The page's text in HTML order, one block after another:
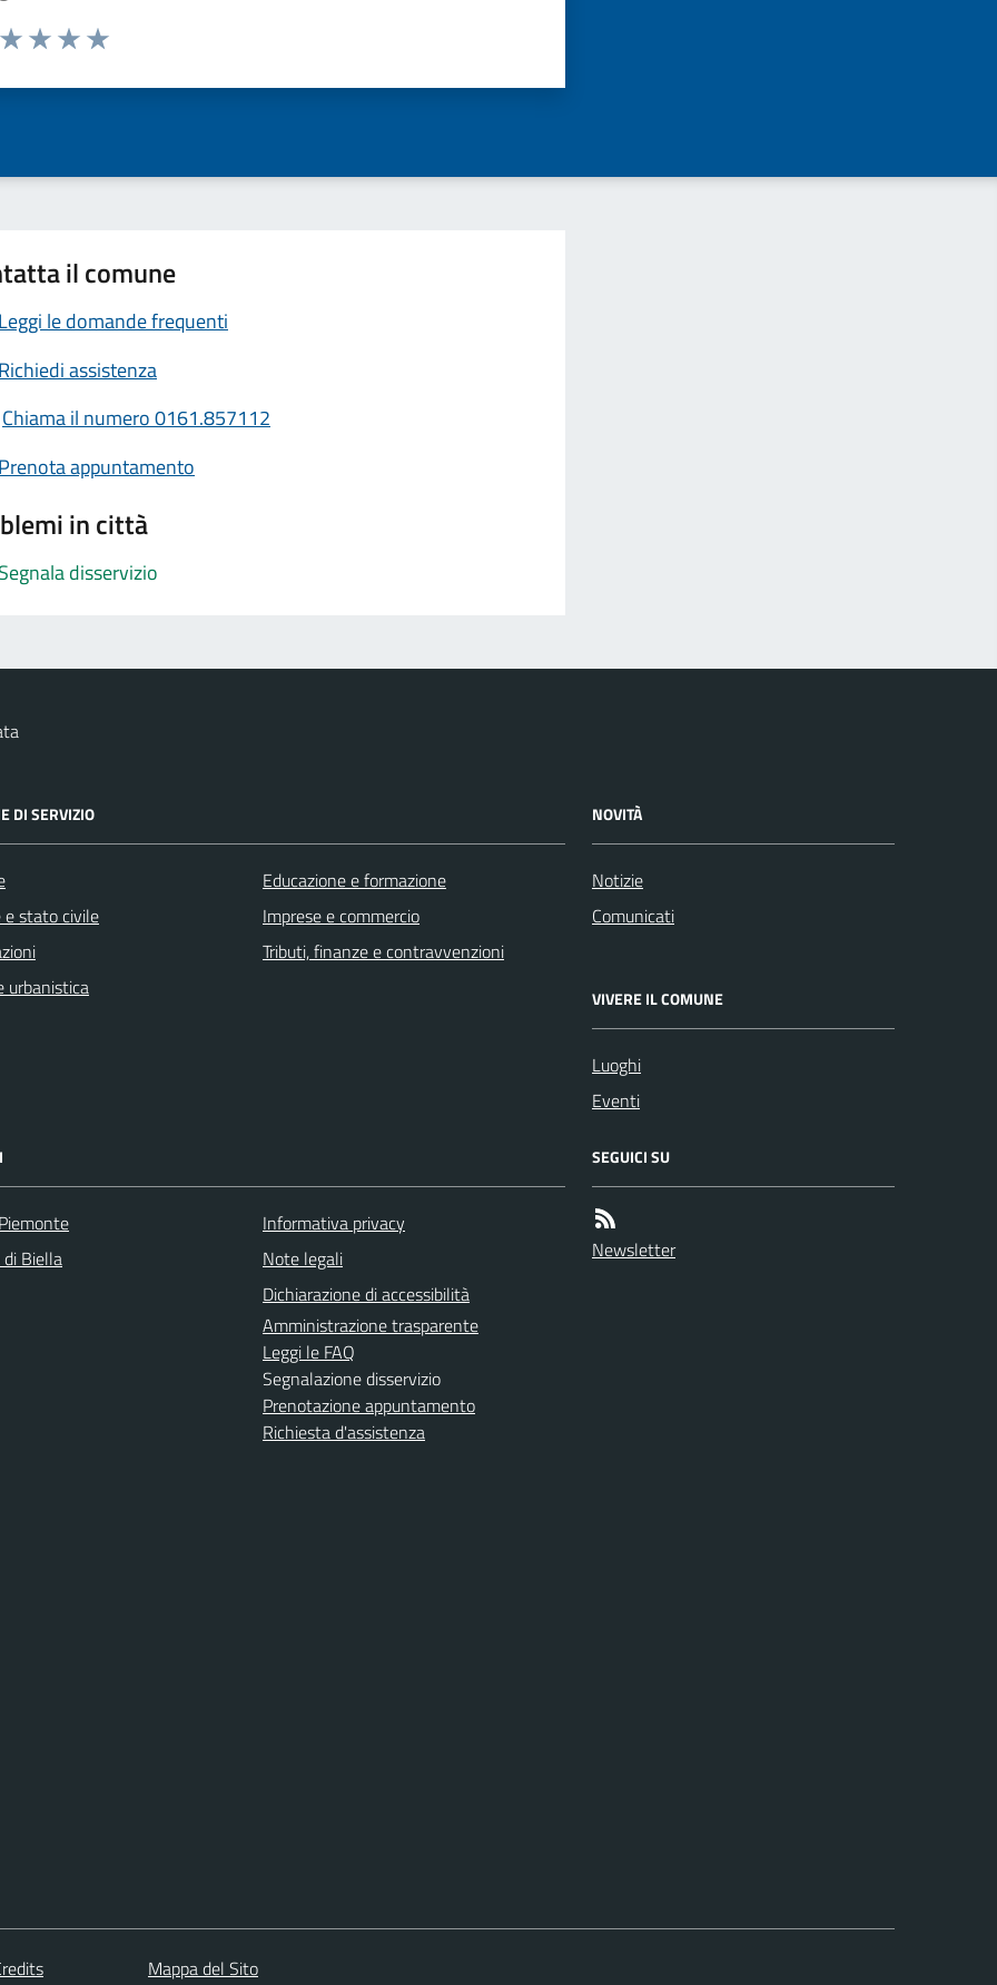
da 1 a 5 stelle la pagina
il comune
Leggi le domande frequenti
Richiedi assistenza
Chiama il numero 0161.857112
Prenota appuntamento
in città
Segnala disservizio
DI SERVIZIO
e stato civile
urbanistica
Educazione e formazione
Imprese e commercio
Tributi, finanze e contravvenzioni
NOVITÀ
Notizie
Comunicati
VIVERE IL COMUNE
Luoghi
Eventi
Biella
Informativa privacy
Note legali
Dichiarazione di accessibilità
Amministrazione trasparente
Leggi le FAQ
Segnalazione disservizio
Prenotazione appuntamento
Richiesta d'assistenza
SEGUICI SU
Newsletter
Mappa del Sito